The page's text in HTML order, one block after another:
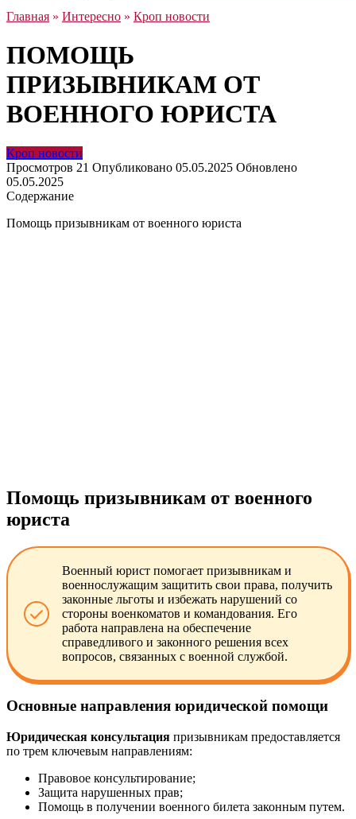
Главная » Интересно » Кроп новости
ПОМОЩЬ
ПРИЗЫВНИКАМ ОТ
ВОЕННОГО ЮРИСТА
Кроп новости
Просмотров 21 Опубликовано 05.05.2025 Обновлено
05.05.2025
Содержание
Помощь призывникам от военного юриста
Помощь призывникам от военного
юриста
Военный юрист помогает призывникам и
военнослужащим защитить свои права, получить
законные льготы и избежать нарушений со
стороны военкоматов и командования. Его
работа направлена на обеспечение
справедливого и законного решения всех
вопросов, связанных с военной службой.
Основные направления юридической помощи
Юридическая консультация призывникам предоставляется
по трем ключевым направлениям:
Правовое консультирование;
Защита нарушенных прав;
Помощь в получении военного билета законным путем.